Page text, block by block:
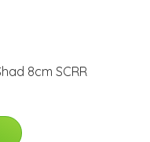
8cm SCRR